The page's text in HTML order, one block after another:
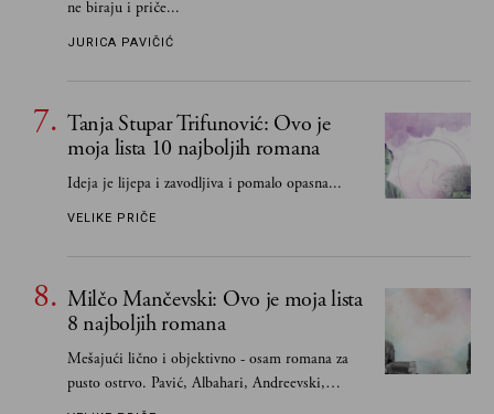
ne biraju i priče...
JURICA PAVIČIĆ
Tanja Stupar Trifunović: Ovo je
moja lista 10 najboljih romana
Ideja je lijepa i zavodljiva i pomalo opasna...
VELIKE PRIČE
Milčo Mančevski: Ovo je moja lista
8 najboljih romana
Mešajući lično i objektivno - osam romana za
pusto ostrvo. Pavić, Albahari, Andreevski,